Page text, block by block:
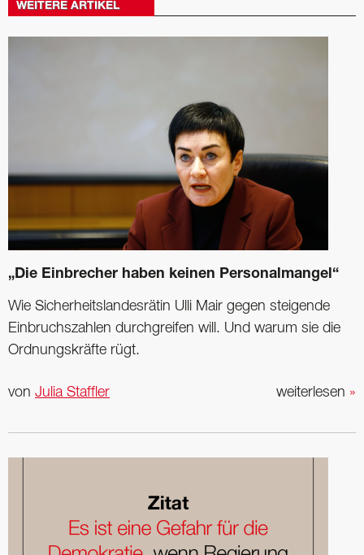
WEITERE ARTIKEL
„Die Einbrecher haben keinen Personalmangel“
Wie Sicherheitslandesrätin Ulli Mair gegen steigende
Einbruchszahlen durchgreifen will. Und warum sie die
Ordnungskräfte rügt.
weiterlesen »
von Julia Staffler